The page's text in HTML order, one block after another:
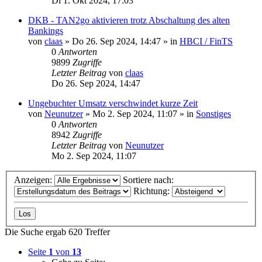
DKB - TAN2go aktivieren trotz Abschaltung des alten
Bankings
von claas » Do 26. Sep 2024, 14:47 » in HBCI / FinTS
0 Antworten
9899 Zugriffe
Letzter Beitrag von claas
Do 26. Sep 2024, 14:47
Ungebuchter Umsatz verschwindet kurze Zeit
von Neunutzer» Mo 2. Sep 2024, 11:07 » in Sonstiges
0 Antworten
8942 Zugriffe
Letzter Beitrag von Neunutzer
Mo 2. Sep 2024, 11:07
Anzeigen:
Sortiere nach:
Richtung:
Die Suche ergab 620 Treffer
Seite 1 von 13